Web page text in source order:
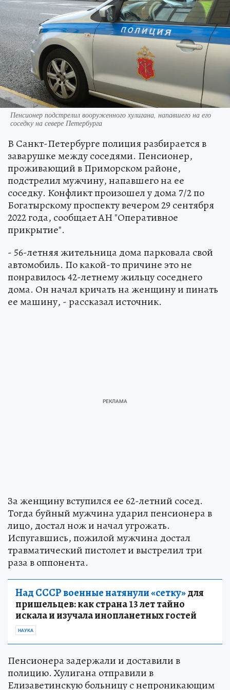
Пенсионер подстрелил вооруженного хулигана, напавшего на его
соседку на севере Петербурга
В Санкт-Петербурге полиция разбирается в
заварушке между соседями. Пенсионер,
проживающий в Приморском районе,
подстрелил мужчину, напавшего на ее
соседку. Конфликт произошел у дома 7/2 по
Богатырскому проспекту вечером 29 сентября
2022 года, сообщает АН "Оперативное
прикрытие".
- 56-летняя жительница дома парковала свой
автомобиль. По какой-то причине это не
понравилось 42-летнему жильцу соседнего
дома. Он начал кричать на женщину и пинать
ее машину, - рассказал источник.
За женщину вступился ее 62-летний сосед.
Тогда буйный мужчина ударил пенсионера в
лицо, достал нож и начал угрожать.
Испугавшись, пожилой мужчина достал
травматический пистолет и выстрелил три
раза в оппонента.
Над СССР военные натянули «сетку»для
пришельцев: как страна 13 лет тайно
искала и изучала инопланетных гостей
НАУКА
Пенсионера задержали и доставили в
полицию. Хулигана отправили в
Елизаветинскую больницу с непроникающим